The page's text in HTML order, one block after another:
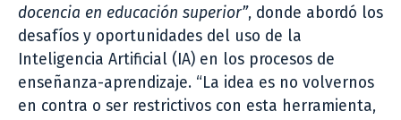
docencia en educación superior”, donde abordó los
desafíos y oportunidades del uso de la
Inteligencia Artificial (IA) en los procesos de
enseñanza-aprendizaje. “La idea es no volvernos
en contra o ser restrictivos con esta herramienta,